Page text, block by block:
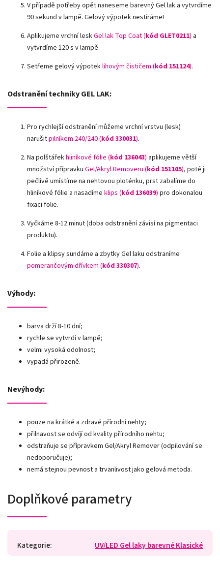
V případě potřeby opět naneseme barevný Gel lak a vytvrdíme
90 sekund v lampě. Gelový výpotek nestíráme!
Aplikujeme vrchní leskGel lak Top Coat (kód GLET0211) a
vytvrdíme 120 s v lampě.
Setřeme gelový výpoteklihovým čističem (kód 151124).
Odstranění techniky GEL LAK:
Pro rychlejší odstranění můžeme vrchní vrstvu (lesk)
narušitpilníkem 240/240 (kód 330031).
Na polštářekhliníkové fólie (kód 136043) aplikujeme větší
množství přípravku Gel/Akryl Removeru (kód 151105), poté ji
pečlivě umístíme na nehtovou ploténku, prst zabalíme do
hliníkové fólie a nasadíme klips (kód 136039) pro dokonalou
fixaci folie.
Vyčkáme 8-12 minut (doba odstranění závisí na pigmentaci
produktu).
Folie a klipsy sundáme a zbytky Gel laku odstraníme
pomerančovým dřívkem (kód 330307).
Výhody:
barva drží 8-10 dní;
rychle se vytvrdí v lampě;
velmi vysoká odolnost;
vypadá přirozeně.
Nevýhody:
pouze na krátké a zdravé přírodní nehty;
přilnavost se odvíjí od kvality přírodního nehtu;
odstraňuje se přípravkem Gel/Akryl Remover (odpilování se
nedoporučuje);
nemá stejnou pevnost a trvanlivost jako gelová metoda.
Doplňkové parametry
Kategorie: UV/LED Gel laky barevné Klasické